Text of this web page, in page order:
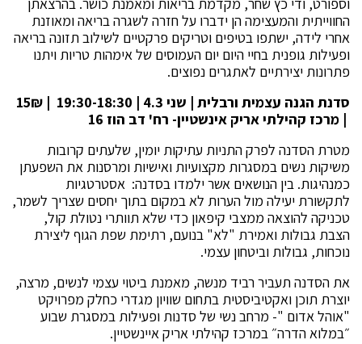
החווייתית והמעצימה הן ידברו על חזרה לשגרה בריאה ומאוזנת
אחרי לידה, ישתפו בטיפים וטריקים פרקטיים לשילוב תזונה בריאה
ופעילות גופנית בחיי היום יום העמוסים של אימהות טריות ויתנו
פתרונות יצירתיים לאתגרים נפוצים.
סדנת הגנה עצמית ורבלית | שני 4.3 | 19:30-18:30 | 15₪
| מרכז קהילתי אריק אינשטיין- רח' דב הוז 16
מטרת הסדנה לפרק התניות עתיקות יומין, שלעתים קרובות
משיקות נשים במסגרות מקצועיות ואישיות ומרסנות את השפעתן
כמנהיגות. בין הנושאים אשר ילמדו בסדנה: אסטרטגיות
לתקשורת יעילה מול הערות לא במקום בתוך יחסים שצריך לשמר,
טכניקה להוצאה ממצבי קיפאון כדי שלא תוותרי נטולת קול,
הצבת גבולות ואמירת "לא" בנועם, רתימת שפת הגוף ליצירת
נוכחות, גבולות וביטחון עצמי.
את הסדנה תעביר רביד מנשה, מאמנת ביטוי עצמי לנשים, מרצה,
יוצרת תוכן ואקטיביסטית בתחום שוויון מגדרי כחלק מפרויקט
"אוהל אדום "- מרחב נשי של סדנות ופעילות במסגרת שבוע
״במלוא הדרה״ במרכז קהילתי אריק איינשטיין.